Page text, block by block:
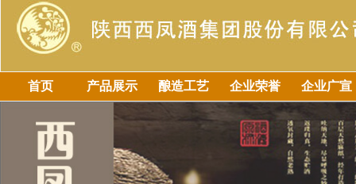
首页 产品展示 酿造工艺 企业荣誉 企业广宣